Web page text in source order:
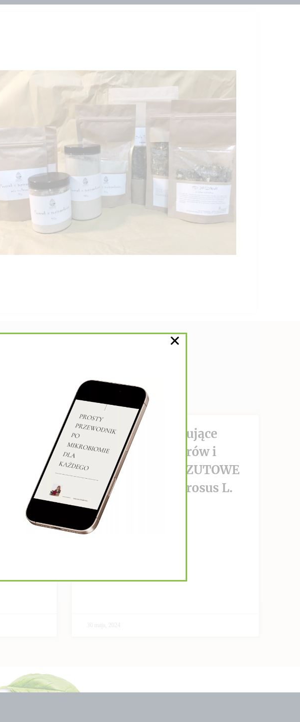
DZIAŁANIE hamujące
wzrost nowotworów i
PRZECIWPRZERZUTOWE
Helianthus Tuberosus L.
CZYTAJ DALEJ >>
30 maja, 2024